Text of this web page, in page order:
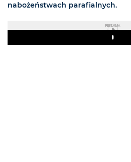
nabożeństwach parafialnych.
REKLAMA
Play